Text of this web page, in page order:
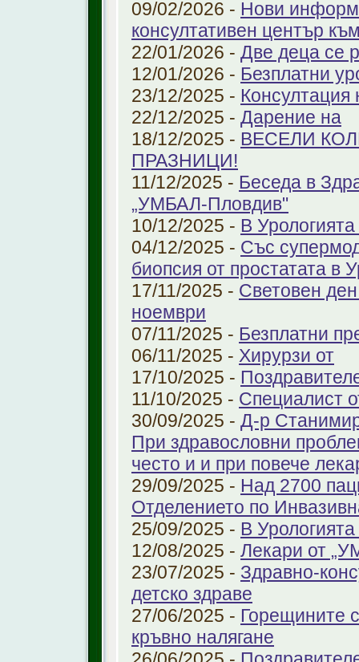
09/02/2026 - Нови
консултативен център
22/01/2026 - Две деца се
12/01/2026 - Безплатни
23/12/2025 - Консултация
22/12/2025 - Дарение на
18/12/2025 - ВЕСЕЛИ
ПРАЗНИЦИ!
11/12/2025 - Беседа в
„УМБАЛ-Пловдив"
10/12/2025 - В
04/12/2025 - Със
биопсия от простатата в
17/11/2025 - Световен
ноември
07/11/2025 - Безплатни
06/11/2025 - Хирурзи от
17/10/2025 -
11/10/2025 - Специалист
30/09/2025 - Д-р
При здравословни
често и и при повече
29/09/2025 - Над 2700
Отделението по
25/09/2025 - В
12/08/2025 - Лекари от
23/07/2025 - Здравно-
детско здраве
27/06/2025 - Горещините
кръвно налягане